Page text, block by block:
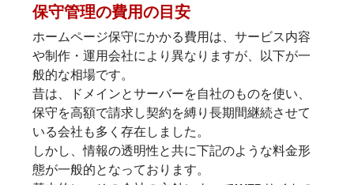
保守管理の費用の目安
ホームページ保守にかかる費用は、サービス内容
や制作・運用会社により異なりますが、以下が一
般的な相場です。
昔は、ドメインとサーバーを自社のものを使い、
保守を高額で請求し契約を縛り長期間継続させて
いる会社も多く存在しました。
しかし、情報の透明性と共に下記のような料金形
態が一般的となっております。